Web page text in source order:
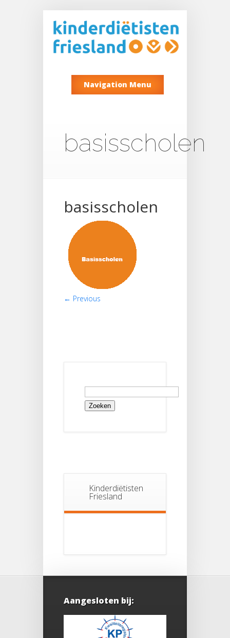
Navigation Menu
basisscholen
basisscholen
← Previous
Zoeken
Kinderdiëtisten
Friesland
Aangesloten bij: